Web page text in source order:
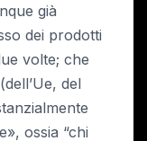
già
dei prodotti
volte; che
del
ossia “chi